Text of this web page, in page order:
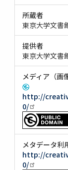
所蔵者
東京大学文書
提供者
東京大学文書
メディア（画
http://
0/
メタデータ利
http://
0/